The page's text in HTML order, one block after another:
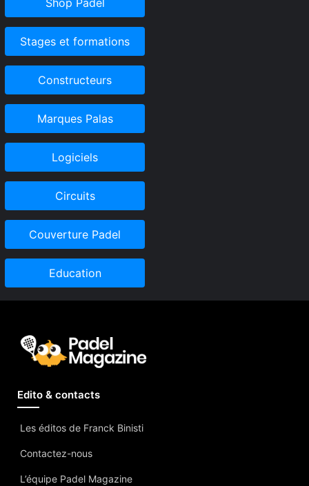
Shop Padel
Stages et formations
Constructeurs
Marques Palas
Logiciels
Circuits
Couverture Padel
Education
Edito & contacts
Les éditos de Franck Binisti
Contactez-nous
L’équipe Padel Magazine